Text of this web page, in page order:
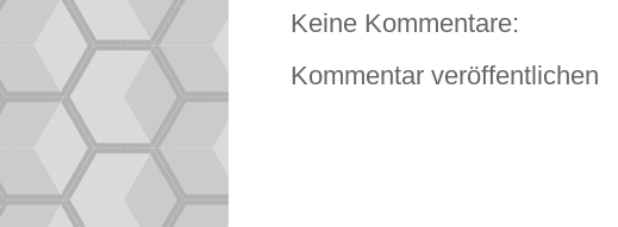
Keine Kommentare:
Kommentar veröffentlichen